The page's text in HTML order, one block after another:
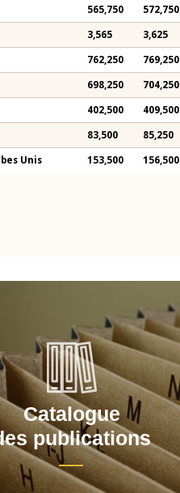
565,750 572,750
3,565 3,625
762,250 769,250
698,250 704,250
402,500 409,500
83,500 85,250
Unis 153,500 156,500
Catalogue
publications